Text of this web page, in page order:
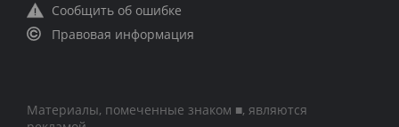
Сообщить об ошибке
Правовая информация
Материалы, помеченные знаком ■, являются